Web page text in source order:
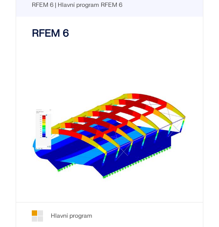
RFEM 6 | Hlavní program RFEM 6
RFEM 6
Hlavní program